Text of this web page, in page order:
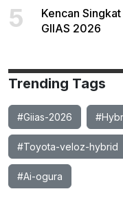
5
Kencan
GIIAS 2026
Trending Tags
#Giias-2026
#Toyota-veloz-hybrid
#Ai-ogura